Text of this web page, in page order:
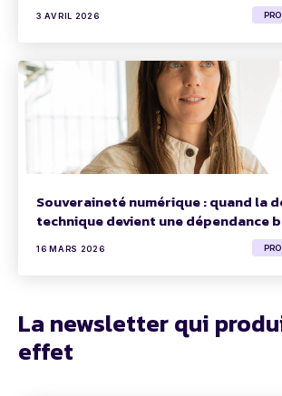
3 AVRIL 2026
Souveraineté numérique : quand la
technique devient une dépendance
16 MARS 2026
La newsletter qui
effet